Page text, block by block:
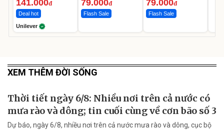
141.000đ
Deal hot
Unilever
79.000đ
Flash Sale
79.000đ
Flash Sale
XEM THÊM ĐỜI SỐNG
Thời tiết ngày 6/8: Nhiều nơi trên cả nước có
mưa rào và dông; tin cuối cùng về cơn bão số 3
Dự báo, ngày 6/8, nhiều nơi trên cả nước mưa rào và dông, cục bộ